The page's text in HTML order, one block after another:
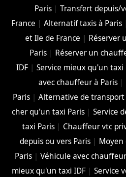
Paris| Transfert depuis/
France |Alternatif taxis à Paris
et Ile de France | Réserver
Paris | Réserver un
IDF |Service mieux qu'un taxi
avec chauffeur à Paris|
Paris |Alternative de transport
cher qu'un taxi Paris| Service
taxi Paris| Chauffeur vtc
depuis ou vers Paris| Moyen
Paris |Véhicule avec
mieux qu'un taxi IDF| Service